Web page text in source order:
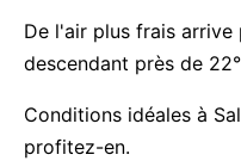
De l'air plus frais
descendant près de
Conditions idéales à
profitez-en.